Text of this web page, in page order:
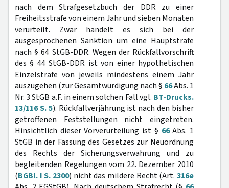
nach dem Strafgesetzbuch der DDR zu einer
Freiheitsstrafe von einem Jahr und sieben Monaten
verurteilt. Zwar handelt es sich bei der
ausgesprochenen Sanktion um eine Hauptstrafe
nach § 64 StGB-DDR. Wegen der Rückfallvorschrift
des § 44 StGB-DDR ist von einer hypothetischen
Einzelstrafe von jeweils mindestens einem Jahr
auszugehen (zur Gesamtwürdigung nach § 66Abs. 1
Nr. 3 StGB a.F. in einem solchen Fall vgl. BT-Drucks.
13/116 S. 5). Rückfallverjährung ist nach den bisher
getroffenen Feststellungen nicht eingetreten.
Hinsichtlich dieser Vorverurteilung ist § 66Abs. 1
StGB in der Fassung des Gesetzes zur Neuordnung
des Rechts der Sicherungsverwahrung und zu
begleitenden Regelungen vom 22. Dezember 2010
(BGBl. I S. 2300) nicht das mildere Recht (Art. 316e